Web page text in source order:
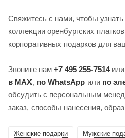
Свяжитесь с нами, чтобы
коллекции оренбургских
корпоративных подарков для
Звоните нам +7 495 255-7514или
в MAX, по WhatsApp или по
обсудить с персональным
заказ, способы нанесения,
Женские подарки Мужские